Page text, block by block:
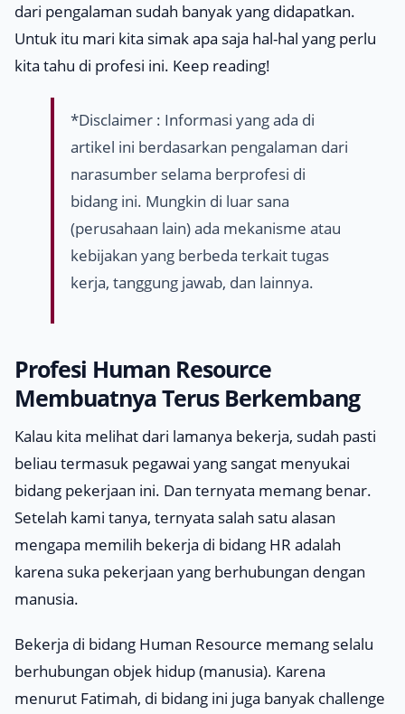
dari pengalaman sudah banyak yang didapatkan.
Untuk itu mari kita simak apa saja hal-hal yang perlu
kita tahu di profesi ini. Keep reading!
*Disclaimer : Informasi yang ada di
artikel ini berdasarkan pengalaman dari
narasumber selama berprofesi di
bidang ini. Mungkin di luar sana
(perusahaan lain) ada mekanisme atau
kebijakan yang berbeda terkait tugas
kerja, tanggung jawab, dan lainnya.
Profesi Human Resource
Membuatnya Terus Berkembang
Kalau kita melihat dari lamanya bekerja, sudah pasti
beliau termasuk pegawai yang sangat menyukai
bidang pekerjaan ini. Dan ternyata memang benar.
Setelah kami tanya, ternyata salah satu alasan
mengapa memilih bekerja di bidang HR adalah
karena suka pekerjaan yang berhubungan dengan
manusia.
Bekerja di bidang Human Resource memang selalu
berhubungan objek hidup (manusia). Karena
menurut Fatimah, di bidang ini juga banyak challenge